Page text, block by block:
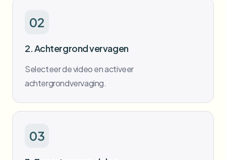
02
2. Achtergrond vervagen
Selecteer de video en activeer
achtergrondvervaging.
03